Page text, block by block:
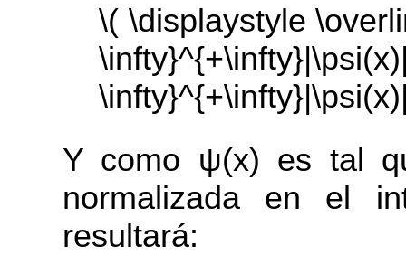
\( \displaystyle
Y como ψ(x) es tal
normalizada en el
resultará: